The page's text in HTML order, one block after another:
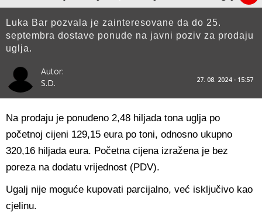
Luka Bar pozvala je zainteresovane da do 25.
septembra dostave ponude na javni poziv za prodaju
uglja.
Autor:
S.D.
27. 08. 2024 - 15:57
Na prodaju je ponuđeno 2,48 hiljada tona uglja po
početnoj cijeni 129,15 eura po toni, odnosno ukupno
320,16 hiljada eura. Početna cijena izražena je bez
poreza na dodatu vrijednost (PDV).
Ugalj nije moguće kupovati parcijalno, već isključivo kao
cjelinu.